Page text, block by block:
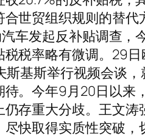
世贸组织规则的替
车发起反补贴调查
税率略有微调。29
基斯举行视频会谈
。今年9月20日以来
存重大分歧。王文
快取得实质性突破